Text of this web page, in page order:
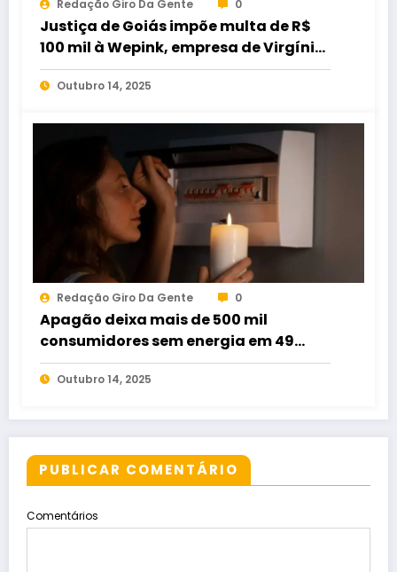
Redação Giro Da Gente 0
Justiça de Goiás impõe multa de R$
100 mil à Wepink, empresa de Virgínia
Fonseca, em caso de
descumprimento de decisão
Outubro 14, 2025
Redação Giro Da Gente 0
Apagão deixa mais de 500 mil
consumidores sem energia em 49
municípios de Goiás
Outubro 14, 2025
PUBLICAR COMENTÁRIO
Comentários